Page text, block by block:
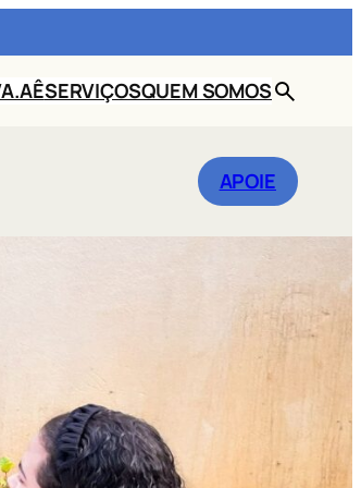
SERVIÇOSQUEM SOMOS BUSCAR
APOIE